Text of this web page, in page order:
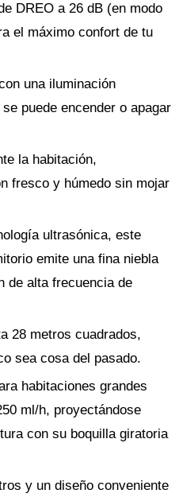
DREO a 26 dB (en modo
el máximo confort de tu
una iluminación
puede encender o apagar
la habitación,
fresco y húmedo sin mojar
ultrasónica, este
emite una fina niebla
de alta frecuencia de
28 metros cuadrados,
sea cosa del pasado.
habitaciones grandes
ml/h, proyectándose
con su boquilla giratoria
y un diseño conveniente